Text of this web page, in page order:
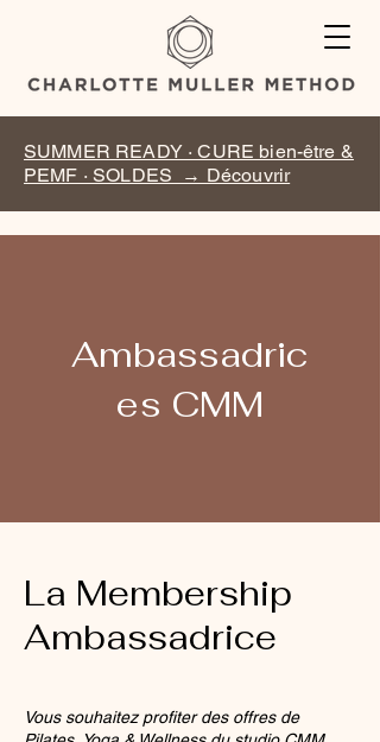
SUMMER READY · CURE bien-être &
PEMF · SOLDES → Découvrir
Ambassadric
es CMM
La Membership
Ambassadrice
Vous souhaitez profiter des offres de